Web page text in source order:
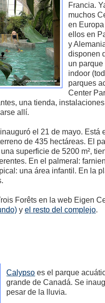
Francia.
muchos
en
ellos en
y
disponen
un
indoor
parques
Center
una tienda,
allí.
el 21 de mayo. Está
de 435 hectáreas. El
superficie de 5200 m²,
En el palmeral:
una área infantil. En la
Forêts en la web Eigen
y el resto del complejo.
Calypso es el parque
grande de Canadá. Se
pesar de la lluvia.